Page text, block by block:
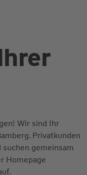
Wir sind Ihr
Privatkunden
gemeinsam
Homepage